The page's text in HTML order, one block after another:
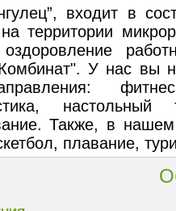
входит в
территории
У нас вы
Также, в
плавание,